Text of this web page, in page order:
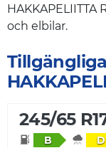
HAKKAPELIITTA
och elbilar.
245/65 R17
B D